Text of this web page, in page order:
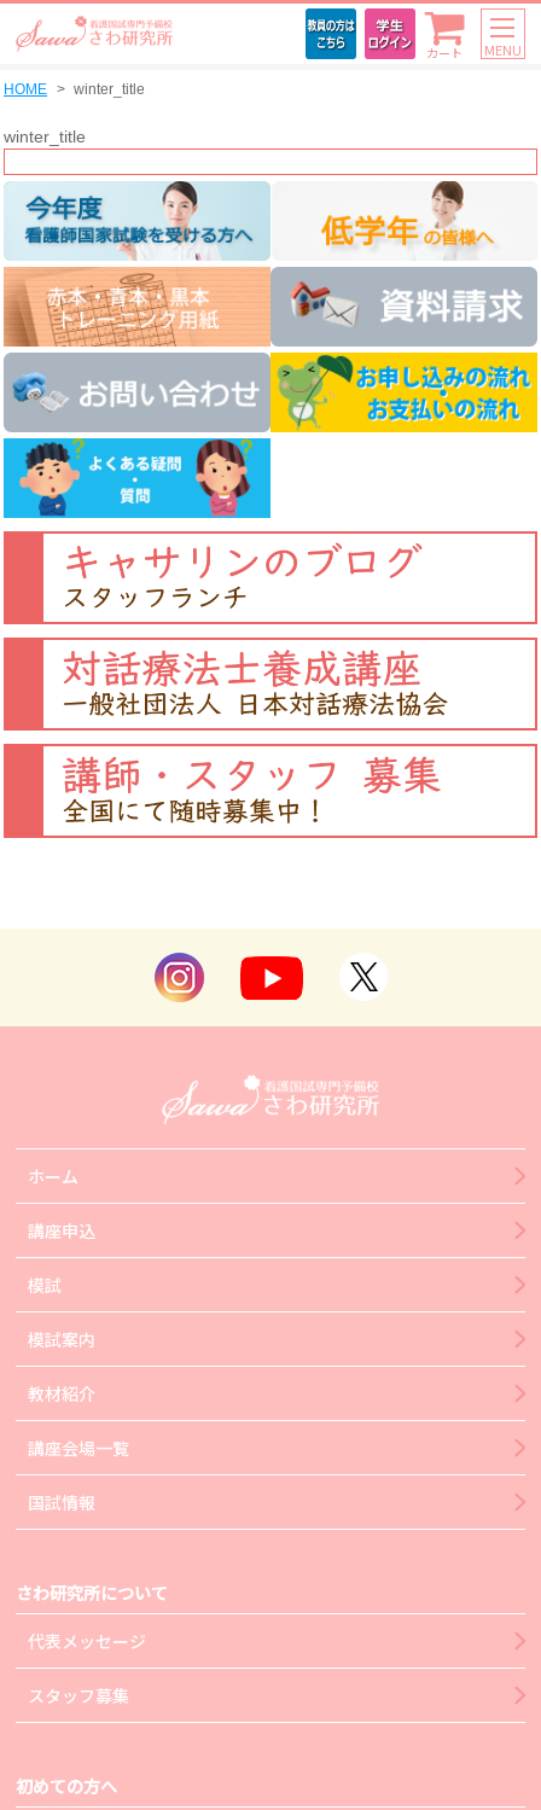
カート MENU
HOME winter_title
winter_title
ホーム
講座申込
模試
模試案内
教材紹介
講座会場一覧
国試情報
さわ研究所について
代表メッセージ
スタッフ募集
初めての方へ